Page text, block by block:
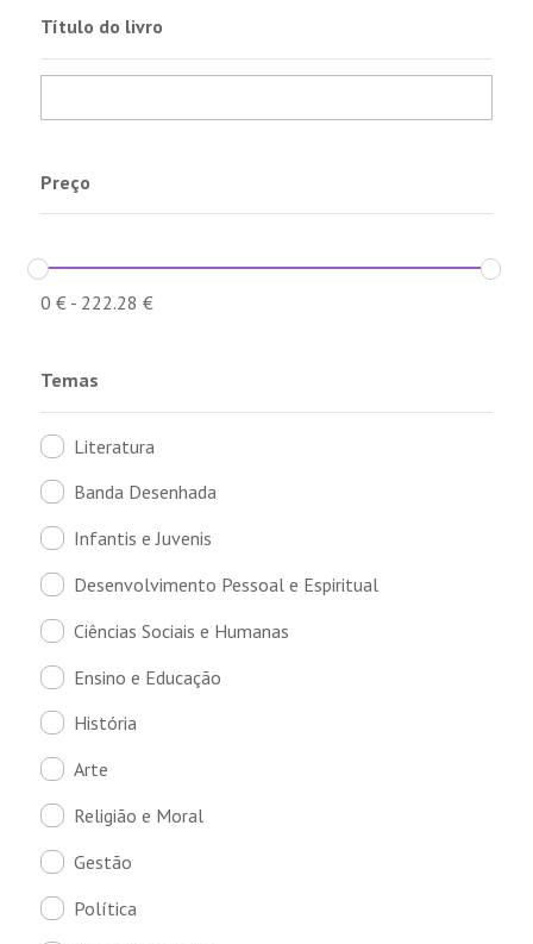
Título do livro
Preço
0 €- 222.28 €
Temas
Literatura
Banda Desenhada
Infantis e Juvenis
Desenvolvimento Pessoal e Espiritual
Ciências Sociais e Humanas
Ensino e Educação
História
Arte
Religião e Moral
Gestão
Política